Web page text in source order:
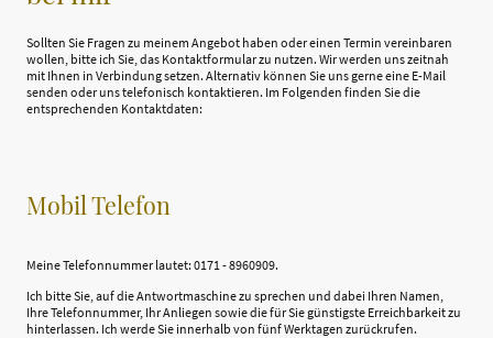
Sollten Sie Fragen zu meinem Angebot haben oder einen Termin vereinbaren
wollen, bitte ich Sie, das Kontaktformular zu nutzen. Wir werden uns zeitnah
mit Ihnen in Verbindung setzen. Alternativ können Sie uns gerne eine E-Mail
senden oder uns telefonisch kontaktieren. Im Folgenden finden Sie die
entsprechenden Kontaktdaten:
Mobil Telefon
Meine Telefonnummer lautet: 0171 - 8960909.
Ich bitte Sie, auf die Antwortmaschine zu sprechen und dabei Ihren Namen,
Ihre Telefonnummer, Ihr Anliegen sowie die für Sie günstigste Erreichbarkeit zu
hinterlassen. Ich werde Sie innerhalb von fünf Werktagen zurückrufen.